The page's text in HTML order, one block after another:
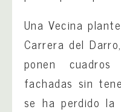
Una Vecina
Carrera del
ponen
fachadas sin
se ha perdido la